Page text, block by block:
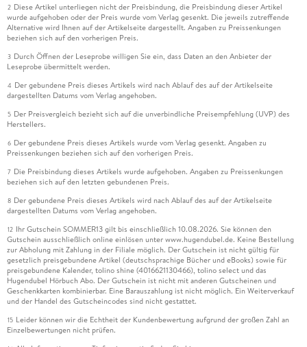
2 Diese Artikel unterliegen nicht der Preisbindung, die Preisbindung dieser Artikel
wurde aufgehoben oder der Preis wurde vom Verlag gesenkt. Die jeweils zutreffende
Alternative wird Ihnen auf der Artikelseite dargestellt. Angaben zu Preissenkungen
beziehen sich auf den vorherigen Preis.
3 Durch Öffnen der Leseprobe willigen Sie ein, dass Daten an den Anbieter der
Leseprobe übermittelt werden.
4 Der gebundene Preis dieses Artikels wird nach Ablauf des auf der Artikelseite
dargestellten Datums vom Verlag angehoben.
5 Der Preisvergleich bezieht sich auf die unverbindliche Preisempfehlung (UVP) des
Herstellers.
6 Der gebundene Preis dieses Artikels wurde vom Verlag gesenkt. Angaben zu
Preissenkungen beziehen sich auf den vorherigen Preis.
7 Die Preisbindung dieses Artikels wurde aufgehoben. Angaben zu Preissenkungen
beziehen sich auf den letzten gebundenen Preis.
8 Der gebundene Preis dieses Artikels wird nach Ablauf des auf der Artikelseite
dargestellten Datums vom Verlag angehoben.
12 Ihr Gutschein SOMMER13 gilt bis einschließlich 10.08.2026. Sie können den
Gutschein ausschließlich online einlösen unter www.hugendubel.de. Keine Bestellung
zur Abholung mit Zahlung in der Filiale möglich. Der Gutschein ist nicht gültig für
gesetzlich preisgebundene Artikel (deutschsprachige Bücher und eBooks) sowie für
preisgebundene Kalender, tolino shine (4016621130466), tolino select und das
Hugendubel Hörbuch Abo. Der Gutschein ist nicht mit anderen Gutscheinen und
Geschenkkarten kombinierbar. Eine Barauszahlung ist nicht möglich. Ein Weiterverkauf
und der Handel des Gutscheincodes sind nicht gestattet.
15 Leider können wir die Echtheit der Kundenbewertung aufgrund der großen Zahl an
Einzelbewertungen nicht prüfen.